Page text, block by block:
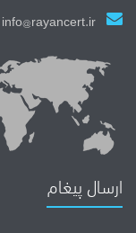
info@rayancert.ir
ارسال پیغام